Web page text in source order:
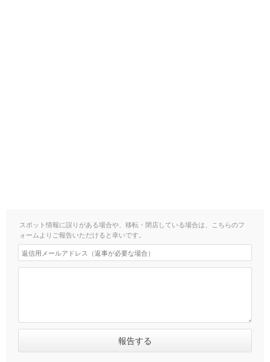
スポット情報に誤りがある場合や、移転・閉店している場合は、こちらのフ
ォームよりご報告いただけると幸いです。